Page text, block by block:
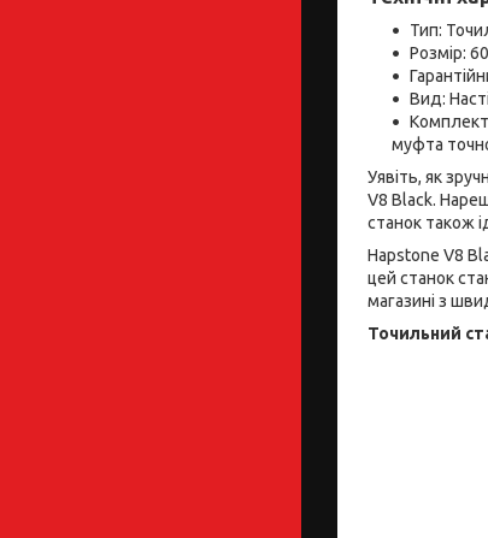
Тип:
Розмір:
Вид:
муфта
Уявіть, як
V8 Black.
станок також
Hapstone V8
цей станок
магазині з
Точильний